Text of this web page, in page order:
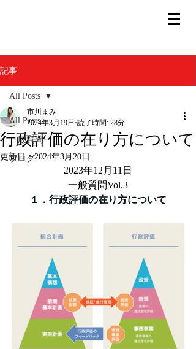
記事
All Posts
一般質問
ブログ
All Posts
行政評価の在り方について
市川まみ
2024年3月19日 読了時間: 28分
更新日：2024年3月20日
2023年12月11日
一般質問Vol.3
１．行政評価の在り方について